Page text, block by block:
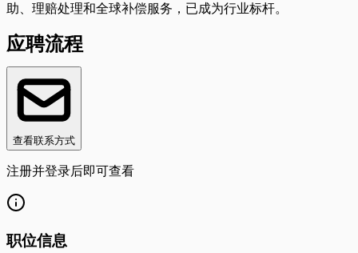
助、理赔处理和全球补偿服务，已成为行业标杆。
应聘流程
查看联系方式
注册并登录后即可查看
职位信息